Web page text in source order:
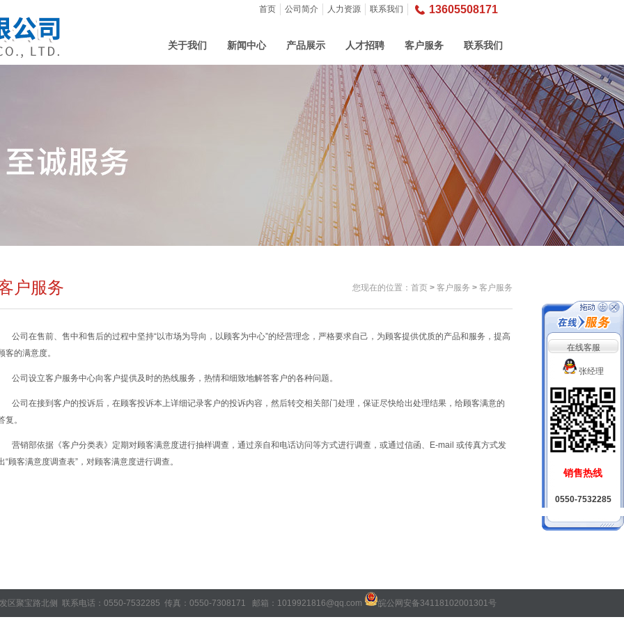
13605508171
首页 公司简介 人力资源 联系我们
关于我们 新闻中心 产品展示 人才招聘 客户服务 联系我们
您现在的位置： 首页 > 客户服务 > 客户服务
户服务
司在售前、售中和售后的过程中坚持“以市场为导向，以顾客为中心”的经营理念，严格要求自己，为顾客提供优质的产品和服务，提高
客的满意度。
司设立客户服务中心向客户提供及时的热线服务，热情和细致地解答客户的各种问题。
司在接到客户的投诉后，在顾客投诉本上详细记录客户的投诉内容，然后转交相关部门处理，保证尽快给出处理结果，给顾客满意的
复。
销部依据《客户分类表》定期对顾客满意度进行抽样调查，通过亲自和电话访问等方式进行调查，或通过信函、E-mail 或传真方式发
“顾客满意度调查表”，对顾客满意度进行调查。
聚宝路北侧 联系电话：0550-7532285 传真：0550-7308171 邮箱：1019921816@qq.com 皖公网安备34118102001301号
在线客服
张经理
销售热线
0550-7532285